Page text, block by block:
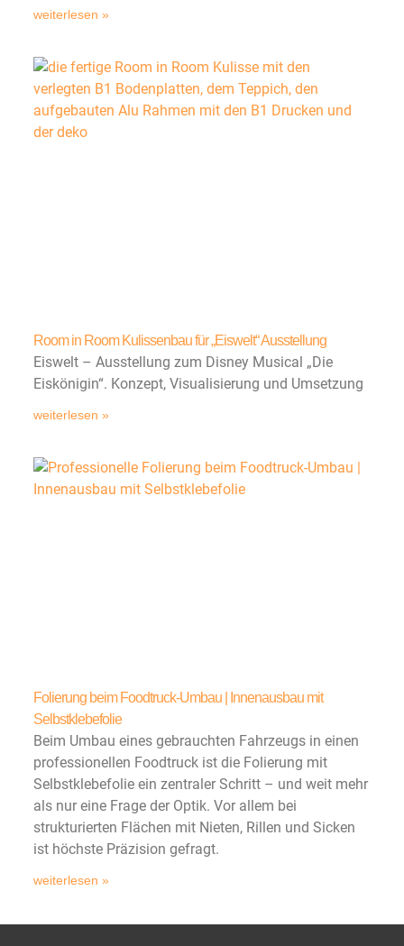
weiterlesen »
Room in Room Kulissenbau für „Eiswelt“ Ausstellung
Eiswelt – Ausstellung zum Disney Musical „Die
Eiskönigin“. Konzept, Visualisierung und Umsetzung
weiterlesen »
Folierung beim Foodtruck-Umbau | Innenausbau mit
Selbstklebefolie
Beim Umbau eines gebrauchten Fahrzeugs in einen
professionellen Foodtruck ist die Folierung mit
Selbstklebefolie ein zentraler Schritt – und weit mehr
als nur eine Frage der Optik. Vor allem bei
strukturierten Flächen mit Nieten, Rillen und Sicken
ist höchste Präzision gefragt.
weiterlesen »